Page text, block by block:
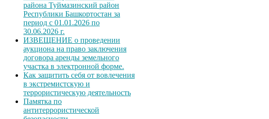
района Туймазинский район
Республики Башкортостан за
период с 01.01.2026 по
30.06.2026 г.
ИЗВЕЩЕНИЕ о проведении
аукциона на право заключения
договора аренды земельного
участка в электронной форме.
Как защитить себя от вовлечения
в экстремистскую и
террористическую деятельность
Памятка по
антитеррористической